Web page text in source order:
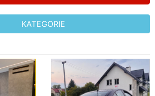
KATEGORIE